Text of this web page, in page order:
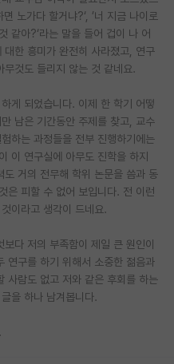
노가다 할거냐?‘, ’너 지금 나이로
같아?‘라는 말을 들어 겁이 나 어
한 흥미가 완전히 사라졌고, 연구
것도 들리지 않는 것 같네요.
게 되었습니다. 이제 한 학기 어떻
남은 기간동안 주제를 찾고, 교수
하는 과정들을 전부 진행하기에는
이 연구실에 아무도 진학을 하지
거의 전무해 학위 논문을 씀과 동
은 피할 수 없어 보입니다. 전 이런
이라고 생각이 드네요.
다 저의 부족함이 제일 큰 원인이
연구를 하기 위해서 소중한 젊음과
사람도 없고 저와 같은 후회를 하는
을 하나 남겨봅니다.